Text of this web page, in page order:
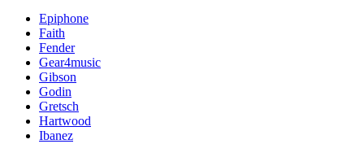
Epiphone
Faith
Fender
Gear4music
Gibson
Godin
Gretsch
Hartwood
Ibanez